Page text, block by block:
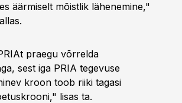
äärmiselt mõistlik lähenemine,"
praegu võrrelda
sest iga PRIA tegevuse
kroon toob riiki tagasi
lisas ta.